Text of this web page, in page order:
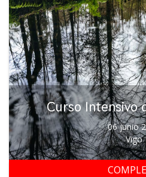
Curso Intensivo
06 junio
Vigo